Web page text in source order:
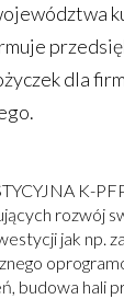
dla
K-
rozwój
jak np.
budowa hali